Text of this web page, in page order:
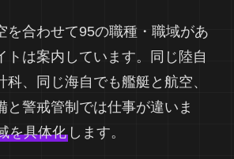
を合わせて95の職種・職域があ
トは案内しています。同じ陸自
科、同じ海自でも艦艇と航空、
と警戒管制では仕事が違いま
を具体化します。